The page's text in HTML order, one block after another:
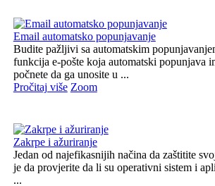
Email automatsko popunjavanje
Budite pažljivi sa automatskim
funkcija e-pošte koja automatski popunjava
počnete da ga unosite u ...
Pročitaj više Zoom
Zakrpe i ažuriranje
Jedan od najefikasnijih načina da zaštitite
je da provjerite da li su operativni sistem i
...